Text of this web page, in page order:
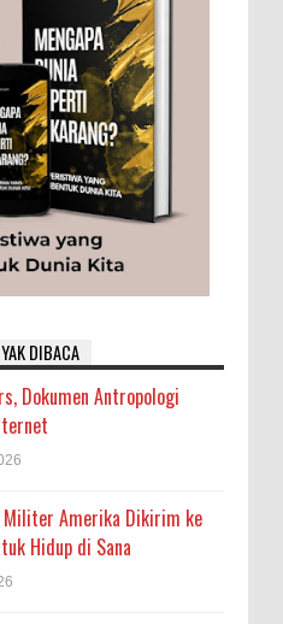
DIBACA
Dokumen Antropologi
Militer Amerika Dikirim ke
Hidup di Sana